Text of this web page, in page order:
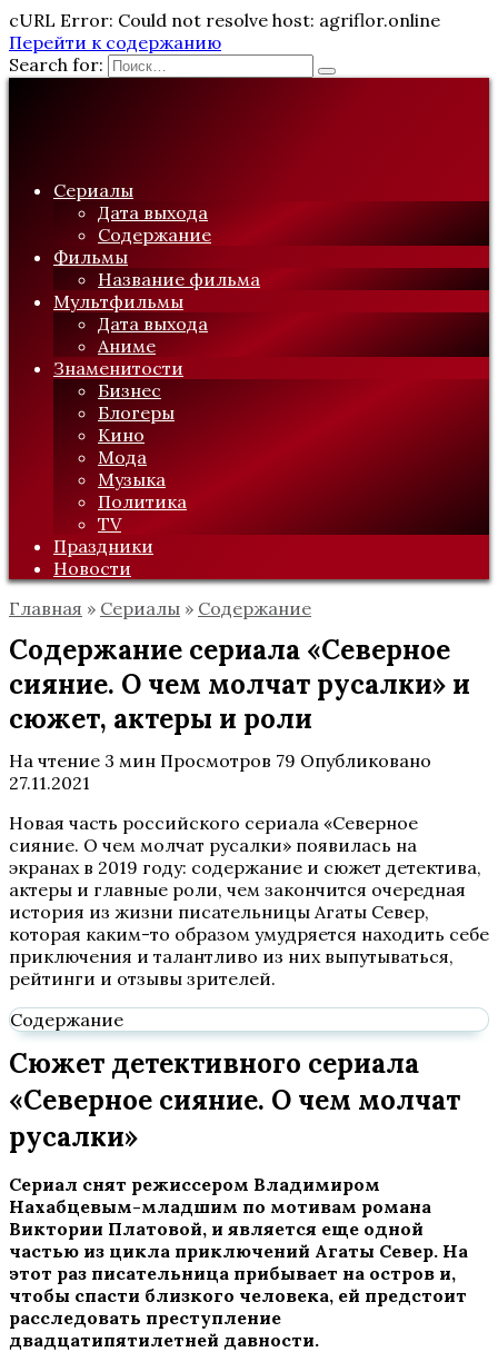
cURL Error: Could not resolve host: agriflor.online
Перейти к содержанию
Search for:
Сериалы
Дата выхода
Содержание
Фильмы
Название фильма
Мультфильмы
Дата выхода
Аниме
Знаменитости
Бизнес
Блогеры
Кино
Мода
Музыка
Политика
TV
Праздники
Новости
Главная » Сериалы » Содержание
Содержание сериала «Северное
сияние. О чем молчат русалки» и
сюжет, актеры и роли
На чтение 3 мин Просмотров 79 Опубликовано
27.11.2021
Новая часть российского сериала «Северное
сияние. О чем молчат русалки» появилась на
экранах в 2019 году: содержание и сюжет детектива,
актеры и главные роли, чем закончится очередная
история из жизни писательницы Агаты Север,
которая каким-то образом умудряется находить себе
приключения и талантливо из них выпутываться,
рейтинги и отзывы зрителей.
Содержание
Сюжет детективного сериала
«Северное сияние. О чем молчат
русалки»
Сериал снят режиссером Владимиром
Нахабцевым-младшим по мотивам романа
Виктории Платовой, и является еще одной
частью из цикла приключений Агаты Север. На
этот раз писательница прибывает на остров и,
чтобы спасти близкого человека, ей предстоит
расследовать преступление
двадцатипятилетней давности.